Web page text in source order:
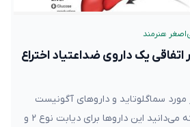
هنرمند
یک داروی ضداعتیاد اختراع
سماگلوتاید و داروهای آگونیست
گیرنده GLP-1: همانطور که می‌دانید این داروها برای دیابت نوع ۲ و